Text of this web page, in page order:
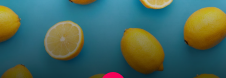
شیک پوشی
دکوراسیون و چیدمان
غذا
رستوران گردی
آشپزی